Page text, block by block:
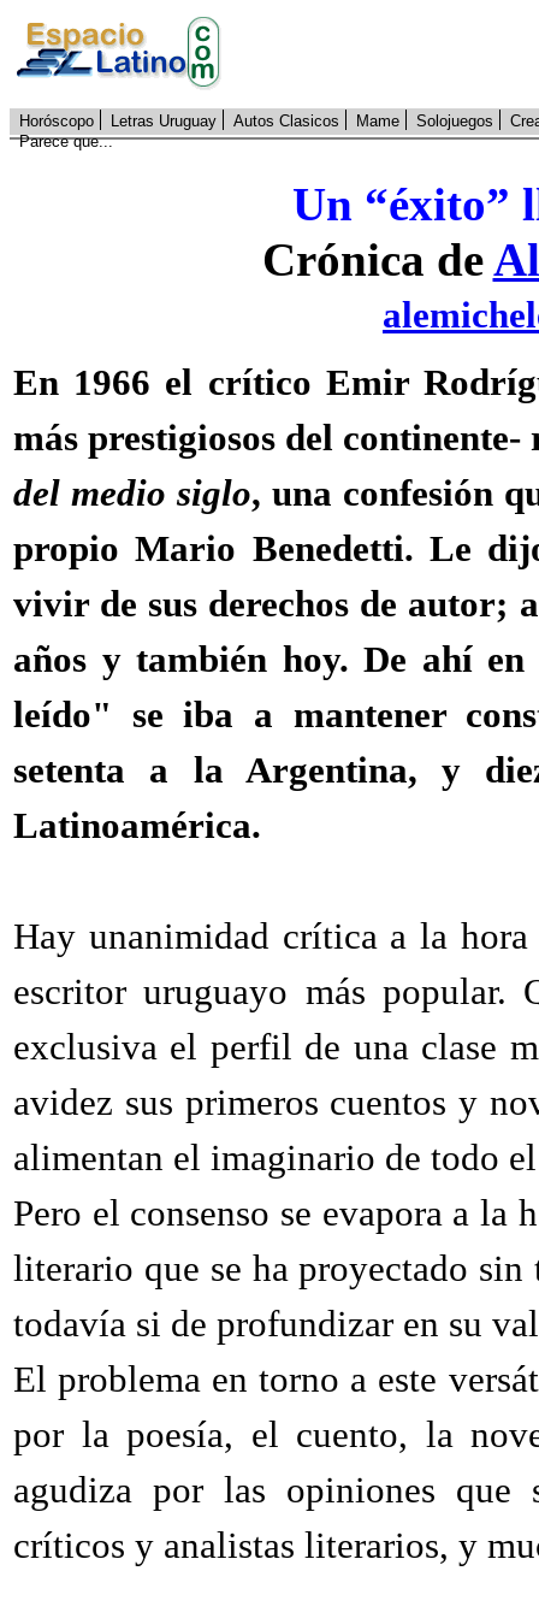
Horóscopo Letras Uruguay Autos Clasicos Mame Solojuegos
Parece que...
Un “éxito”
Crónica de
En 1966 el crítico Emir
más prestigiosos del
del medio siglo, una confesión
propio Mario Benedetti. Le
vivir de sus derechos de autor;
años y también hoy. De ahí
leído" se iba a mantener
setenta a la Argentina, y
Latinoamérica.
Hay unanimidad crítica a la
escritor uruguayo más popular.
exclusiva el perfil de una clase
avidez sus primeros cuentos y
alimentan el imaginario de todo
Pero el consenso se evapora a la
literario que se ha proyectado sin
todavía si de profundizar en su
El problema en torno a este
por la poesía, el cuento, la
agudiza por las opiniones que
críticos y analistas literarios, y